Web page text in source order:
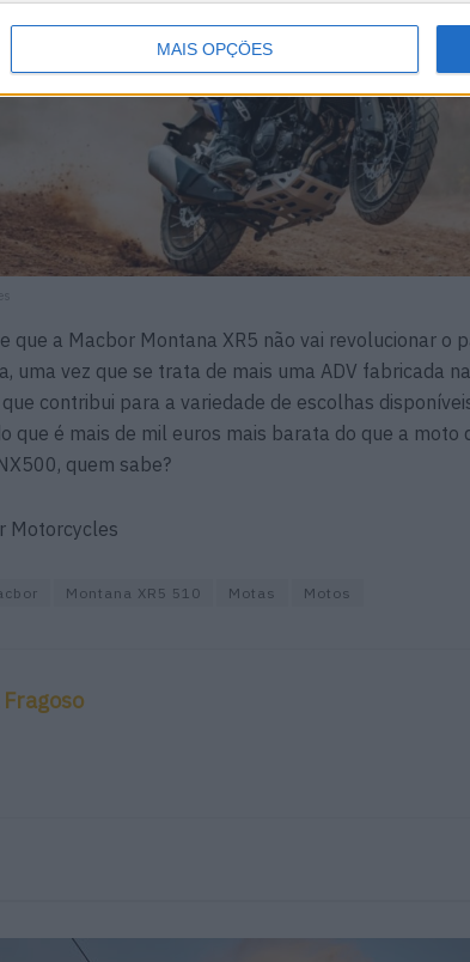
MAIS OPÇÕES
que a Macbor Montana XR5 não vai revolucionar o
uma vez que se trata de mais uma ADV fabricada
contribui para a variedade de escolhas
que é mais de mil euros mais barata do que a moto
quem sabe?
Motorcycles
Montana XR5 510 Motas Motos